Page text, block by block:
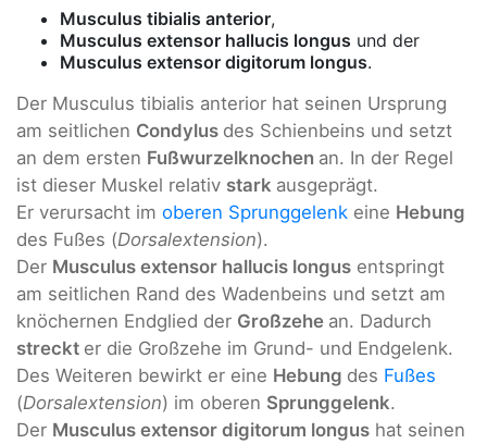
Musculus tibialis anterior,
Musculus extensor hallucis longus und der
Musculus extensor digitorum longus.
Der Musculus tibialis anterior hat seinen Ursprung
am seitlichen Condylus des Schienbeins und setzt
an dem ersten Fußwurzelknochen an. In der Regel
ist dieser Muskel relativ stark ausgeprägt.
Er verursacht im oberen Sprunggelenk eine Hebung
des Fußes (Dorsalextension).
Der Musculus extensor hallucis longus entspringt
am seitlichen Rand des Wadenbeins und setzt am
knöchernen Endglied der Großzehe an. Dadurch
streckt er die Großzehe im Grund- und Endgelenk.
Des Weiteren bewirkt er eine Hebung des Fußes
(Dorsalextension) im oberen Sprunggelenk.
Der Musculus extensor digitorum longus hat seinen